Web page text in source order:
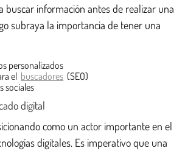
buscar información antes de realizar una
subraya la importancia de tener una
personalizados
el buscadores (SEO)
sociales
digital
como un actor importante en el
digitales. Es imperativo que una